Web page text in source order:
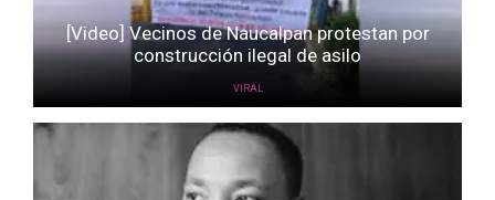
[Video] Vecinos de Naucalpan protestan por
construcción ilegal de asilo
VIRAL